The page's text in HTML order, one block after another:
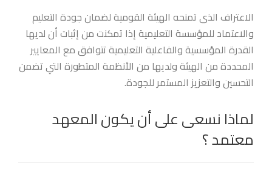
الاعتراف الذى تمنحه الهيئة القومية لضمان جودة التعليم
والاعتماد للمؤسسة التعليمية إذا تمكنت من إثبات أن لديها
القدرة المؤسسية والفاعلية التعليمية تتوافق مع المعايير
المحددة من الهيئة ولديها من الأنظمة المتطورة التي تضمن
التحسين والتعزيز المستمر للجودة.
لماذا نسعى على أن يكون المعهد
معتمد ؟